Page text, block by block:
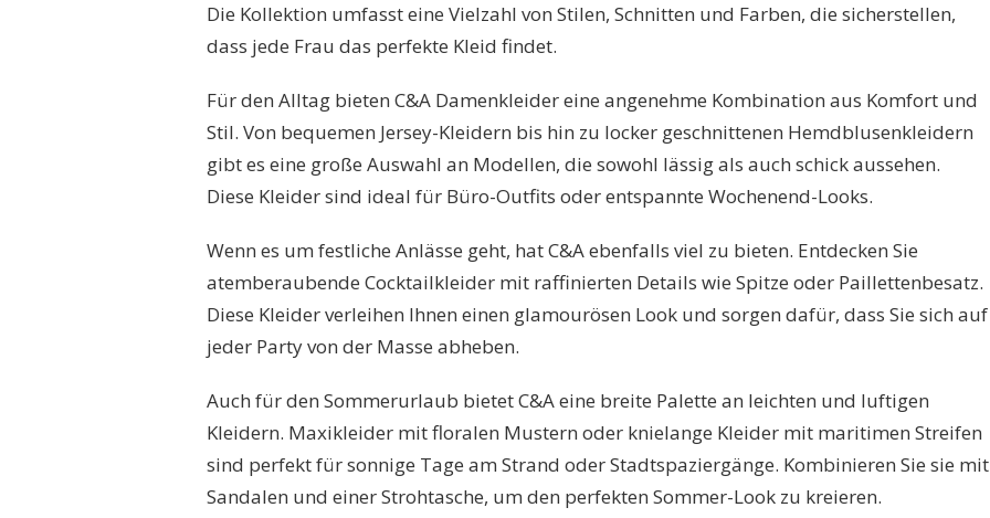
ENTDECKEN
DAMENKLEIDER
Die Kollektion umfasst eine Vielzahl von Stilen, Schnitten und Farben, die sicherstellen,
dass jede Frau das perfekte Kleid findet.
Für den Alltag bieten C&A Damenkleider eine angenehme Kombination aus Komfort und
Stil. Von bequemen Jersey-Kleidern bis hin zu locker geschnittenen Hemdblusenkleidern
gibt es eine große Auswahl an Modellen, die sowohl lässig als auch schick aussehen.
Diese Kleider sind ideal für Büro-Outfits oder entspannte Wochenend-Looks.
Wenn es um festliche Anlässe geht, hat C&A ebenfalls viel zu bieten. Entdecken Sie
atemberaubende Cocktailkleider mit raffinierten Details wie Spitze oder Paillettenbesatz.
Diese Kleider verleihen Ihnen einen glamourösen Look und sorgen dafür, dass Sie sich auf
jeder Party von der Masse abheben.
Auch für den Sommerurlaub bietet C&A eine breite Palette an leichten und luftigen
Kleidern. Maxikleider mit floralen Mustern oder knielange Kleider mit maritimen Streifen
sind perfekt für sonnige Tage am Strand oder Stadtspaziergänge. Kombinieren Sie sie mit
Sandalen und einer Strohtasche, um den perfekten Sommer-Look zu kreieren.